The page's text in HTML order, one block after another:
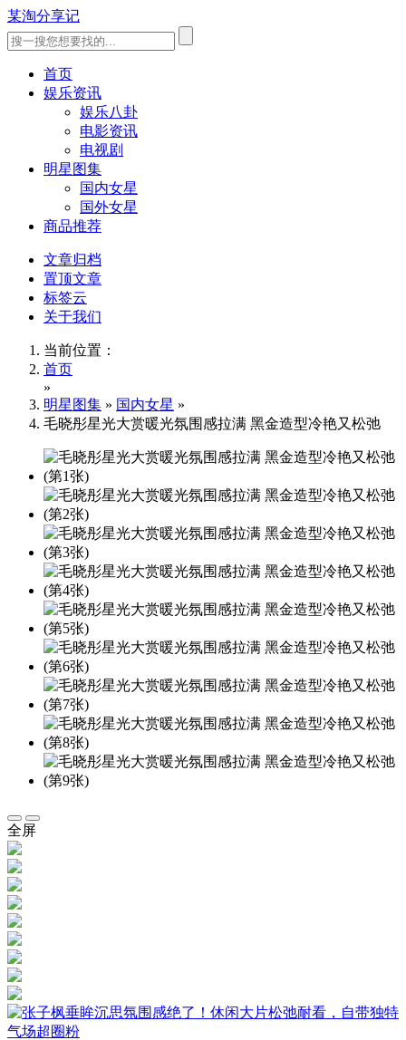
某淘分享记
首页
娱乐资讯
娱乐八卦
电影资讯
电视剧
明星图集
国内女星
国外女星
商品推荐
文章归档
置顶文章
标签云
关于我们
当前位置：
首页
»
明星图集 » 国内女星 »
毛晓彤星光大赏暖光氛围感拉满 黑金造型冷艳又松弛
全屏